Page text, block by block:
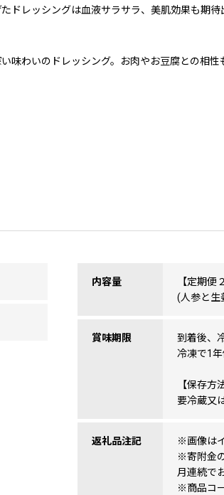
レッシングは血液サラサラ、美肌効果も期待
わいのドレッシング。お肉やお豆腐との相性
内容量
【定期
(人参と
賞味期限
到着後、
冷凍で1
【保存方
要冷蔵又
返礼品注記
※画像は
※寄附金
月連続で
※商品コ